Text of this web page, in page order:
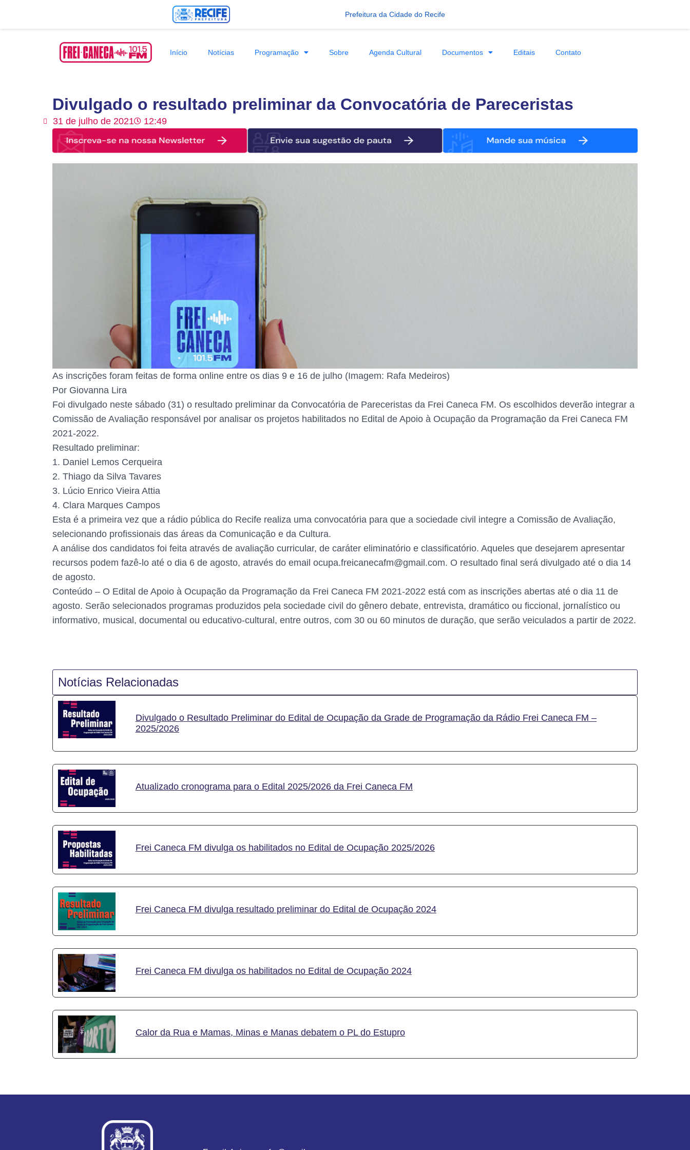
Prefeitura da Cidade do Recife
Início Notícias Programação Sobre Agenda Cultural Documentos Editais Contato
Divulgado o resultado preliminar da Convocatória de Pareceristas
31 de julho de 2021 12:49
As inscrições foram feitas de forma online entre os dias 9 e 16 de julho (Imagem: Rafa Medeiros)
Por Giovanna Lira
Foi divulgado neste sábado (31) o resultado preliminar da Convocatória de Pareceristas da Frei Caneca FM. Os escolhidos deverão integrar a
Comissão de Avaliação responsável por analisar os projetos habilitados no Edital de Apoio à Ocupação da Programação da Frei Caneca FM
2021-2022.
Resultado preliminar:
1. Daniel Lemos Cerqueira
2. Thiago da Silva Tavares
3. Lúcio Enrico Vieira Attia
4. Clara Marques Campos
Esta é a primeira vez que a rádio pública do Recife realiza uma convocatória para que a sociedade civil integre a Comissão de Avaliação,
selecionando profissionais das áreas da Comunicação e da Cultura.
A análise dos candidatos foi feita através de avaliação curricular, de caráter eliminatório e classificatório. Aqueles que desejarem apresentar
recursos podem fazê-lo até o dia 6 de agosto, através do email ocupa.freicanecafm@gmail.com. O resultado final será divulgado até o dia 14
de agosto.
Conteúdo – O Edital de Apoio à Ocupação da Programação da Frei Caneca FM 2021-2022 está com as inscrições abertas até o dia 11 de
agosto. Serão selecionados programas produzidos pela sociedade civil do gênero debate, entrevista, dramático ou ficcional, jornalístico ou
informativo, musical, documental ou educativo-cultural, entre outros, com 30 ou 60 minutos de duração, que serão veiculados a partir de 2022.
Notícias Relacionadas
Divulgado o Resultado Preliminar do Edital de Ocupação da Grade de Programação da Rádio Frei Caneca FM –
2025/2026
Atualizado cronograma para o Edital 2025/2026 da Frei Caneca FM
Frei Caneca FM divulga os habilitados no Edital de Ocupação 2025/2026
Frei Caneca FM divulga resultado preliminar do Edital de Ocupação 2024
Frei Caneca FM divulga os habilitados no Edital de Ocupação 2024
Calor da Rua e Mamas, Minas e Manas debatem o PL do Estupro